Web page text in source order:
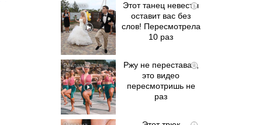
i
Этот танец невесты
оставит вас без
слов! Пересмотрела
10 раз
i
Ржу не переставая,
это видео
пересмотришь не
раз